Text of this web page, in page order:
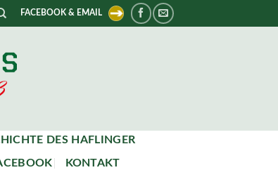
FACEBOOK & EMAIL
DES HAFLINGER
KONTAKT